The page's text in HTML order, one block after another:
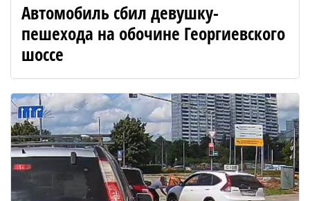
Автомобиль сбил девушку-
пешехода на обочине Георгиевского
шоссе